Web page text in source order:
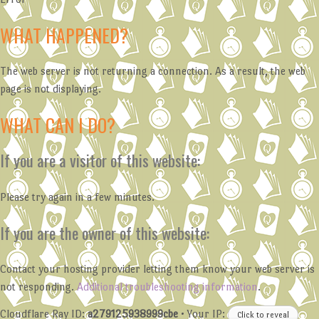
WHAT HAPPENED?
The web server is not returning a connection. As a result, the web
page is not displaying.
WHAT CAN I DO?
If you are a visitor of this website:
Please try again in a few minutes.
If you are the owner of this website:
Contact your hosting provider letting them know your web server is
not responding. Additional troubleshooting information.
Cloudflare Ray ID:a279125938999cbe • Your IP: Click to reveal